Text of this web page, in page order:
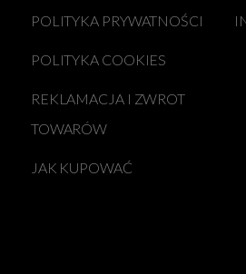
POLITYKA PRYWATNOŚCI
POLITYKA COOKIES
REKLAMACJA I ZWROT
TOWARÓW
JAK KUPOWAĆ